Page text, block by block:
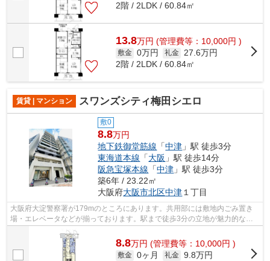
2階 / 2LDK / 60.84㎡
13.8万円 (管理費等：10,000円 )
敷金 0万円 礼金 27.6万円
2階 / 2LDK / 60.84㎡
賃貸 | マンション スワンズシティ梅田シエロ
敷0
8.8万円
地下鉄御堂筋線 「中津 」駅 徒歩3分
東海道本線 「大阪 」駅 徒歩14分
阪急宝塚本線 「中津 」駅 徒歩3分
築6年 / 23.22㎡
大阪府大阪市北区中津 １丁目
大阪府大淀警察署が179mのところにあります。共用部には敷地内ごみ置き
場・エレベータなどが揃っております。駅まで徒歩3分の立地が魅力的な、
利便性の高い物件です。外観タイル張りは...
8.8万円 (管理費等：10,000円 )
敷金 0ヶ月 礼金 9.8万円